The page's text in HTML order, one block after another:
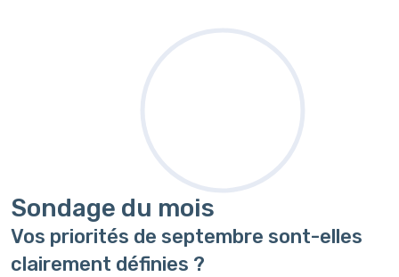
Sondage du mois
Vos priorités de septembre sont-elles
clairement définies ?